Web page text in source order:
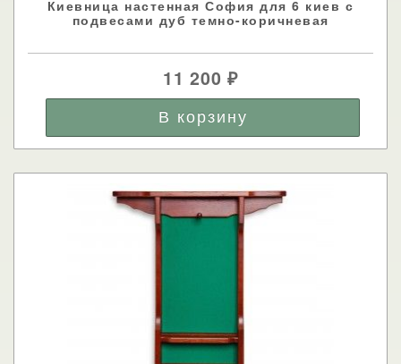
Киевница настенная София для 6 киев с
подвесами дуб темно-коричневая
11 200₽